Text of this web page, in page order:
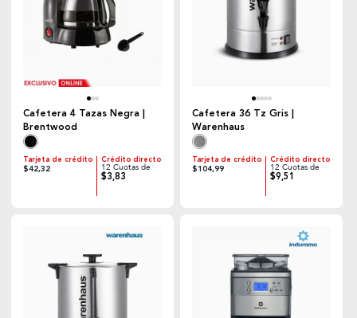
Cafetera 4 Tazas Negra |
Brentwood
Tarjeta de crédito
$42,32
Crédito directo
12 Cuotas de
$3,83
Cafetera 36 Tz Gris |
Warenhaus
Tarjeta de crédito
$104,99
Crédito directo
12 Cuotas de
$9,51